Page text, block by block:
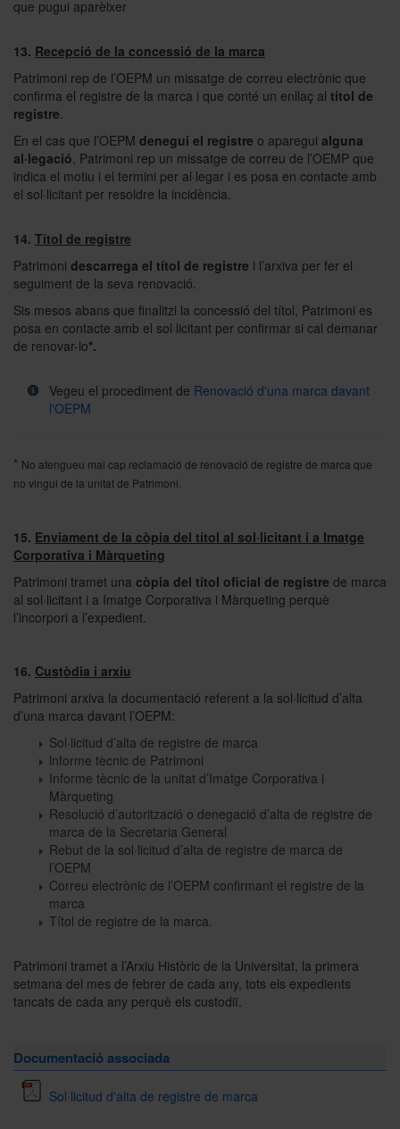
que pugui aparèixer
13. Recepció de la concessió de la marca
Patrimoni rep de l’OEPM un missatge de correu electrònic que
confirma el registre de la marca i que conté un enllaç al títol de
registre
En el cas que l’OEPM denegui el registre o aparegui alguna
al·legació , Patrimoni rep un missatge de correu de l’OEMP que
indica el motiu i el termini per al·legar i es posa en contacte amb
el sol·licitant per resoldre la incidència.
14. Títol de registre
Patrimoni descarrega el títol de registre i l’arxiva per fer el
seguiment de la seva renovació.
Sis mesos abans que finalitzi la concessió del títol, Patrimoni es
posa en contacte amb el sol·licitant per confirmar si cal demanar
de renovar-lo*.
Vegeu el procediment de Renovació d'una marca davant
l'OEPM
* No atengueu mai cap reclamació de renovació de registre de marca que
no vingui de la unitat de Patrimoni.
15. Enviament de la còpia del títol al sol·licitant i a Imatge
Corporativa i Màrqueting
Patrimoni tramet una còpia del títol oficial de registre de marca
al sol·licitant i a Imatge Corporativa i Màrqueting perquè
l’incorpori a l’expedient.
16. Custòdia i arxiu
Patrimoni arxiva la documentació referent a la sol·licitud d’alta
d’una marca davant l’OEPM:
Sol·licitud d’alta de registre de marca
lnforme tècnic de Patrimoni
Informe tècnic de la unitat d’Imatge Corporativa i
Màrqueting
Resolució d’autorització o denegació d’alta de registre de
marca de la Secretaria General
Rebut de la sol·licitud d’alta de registre de marca de
l’OEPM
Correu electrònic de l’OEPM confirmant el registre de la
marca
Títol de registre de la marca.
Patrimoni tramet a l’Arxiu Històric de la Universitat, la primera
setmana del mes de febrer de cada any, tots els expedients
tancats de cada any perquè els custodiï.
Documentació associada
Sol·licitud d'alta de registre de marca